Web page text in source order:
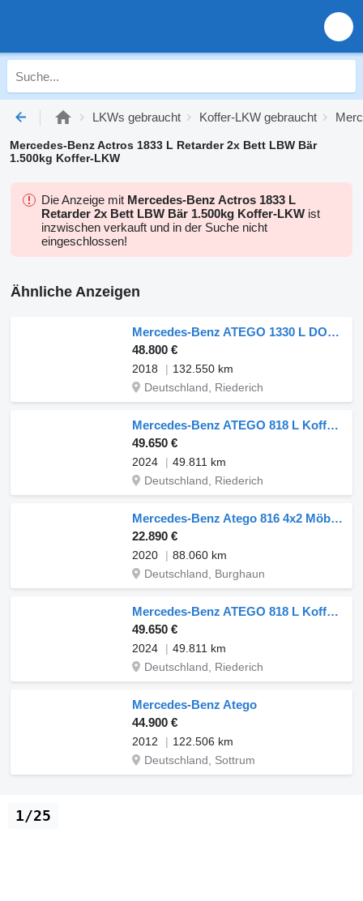
LKWs gebraucht Koffer-LKW gebraucht
Mercedes-Benz Actros 1833 L Retarder 2x Bett LBW Bär
1.500kg Koffer-LKW
Die Anzeige mit Mercedes-Benz Actros 1833 L
Retarder 2x Bett LBW Bär 1.500kg Koffer-LKW ist
inzwischen verkauft und in der Suche nicht
eingeschlossen!
Ähnliche Anzeigen
Mercedes-Benz ATEGO 1330 L DOKA 6-Sitzer Koffer 7 m LBW 1,5 T
48.800 €
2018
132.550 km
Deutschland, Riederich
Mercedes-Benz ATEGO 818 L Koffer 6,10 m LBW 1 T*2024*EURO 6 E
49.650 €
2024
49.811 km
Deutschland, Riederich
Mercedes-Benz Atego 816 4x2 Möbelkoffer 3 Sitze
22.890 €
2020
88.060 km
Deutschland, Burghaun
Mercedes-Benz ATEGO 818 L Koffer 6,10 m LBW 1 T*2024*EURO 6 E
49.650 €
2024
49.811 km
Deutschland, Riederich
Mercedes-Benz Atego
44.900 €
2012
122.506 km
Deutschland, Sottrum
1/25